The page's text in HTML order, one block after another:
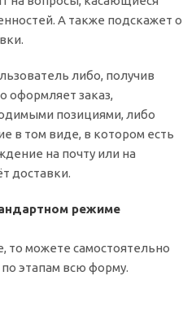
А также подскажет о
либо, получив
оформляет заказ,
позициями, либо
в том виде, в котором есть
на почту или на
доставки.
режиме
то можете самостоятельно
этапам всю форму.